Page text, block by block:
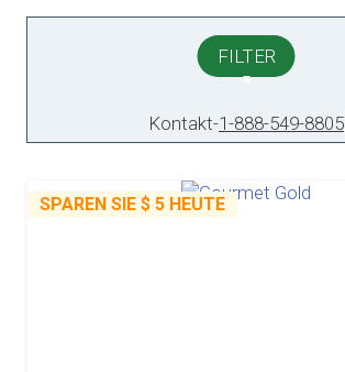
FILTER
Kontakt-1-888-549-8805
SPAREN SIE $ 5 HEUTE